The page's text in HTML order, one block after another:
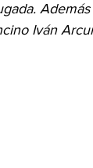
Iván